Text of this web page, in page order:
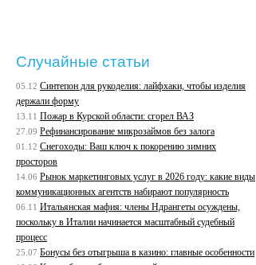
Случайные статьи
05.12 Синтепон для рукоделия: лайфхаки, чтобы изделия
держали форму
13.11 Пожар в Курской области: сгорел ВАЗ
27.09 Рефинансирование микрозаймов без залога
01.12 Снегоходы: Ваш ключ к покорению зимних
просторов
14.06 Рынок маркетинговых услуг в 2026 году: какие виды
коммуникационных агентств набирают популярность
06.11 Итальянская мафия: члены Ндрангеты осуждены,
поскольку в Италии начинается масштабный судебный
процесс
25.07 Бонусы без отыгрыша в казино: главные особенности